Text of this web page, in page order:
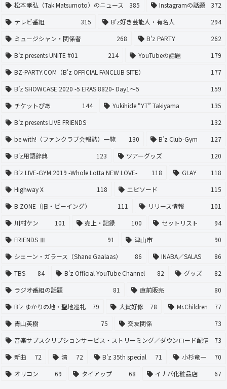
松本孝弘（Tak Matsumoto）のニュース
385 Instagramの話題
372
テレビ番組
315 B'z好き芸能人・有名人
294
ミュージシャン・関係者
268 B'z PARTY
262
B’z presents UNITE #01
214 YouTubeの話題
179
BZ-PARTY.COM（B'z OFFICIAL FANCLUB SITE）
177
B’z SHOWCASE 2020 -5 ERAS 8820- Day1〜5
159
チケットぴあ
144 Yukihide “YT” Takiyama
135
B’z presents LIVE FRIENDS
132
be with!（ファンクラブ会報誌）一覧
130 B’z Club-Gym
127
B'z用語辞典
123 ツアーグッズ
120
B'z LIVE-GYM 2019 -Whole Lotta NEW LOVE-
118 GLAY
118
Highway X
118 エピソード
115
B ZONE（旧・ビーイング）
111 リリース情報
101
川村ケン
101 売上・記録 100 セットリスト
94
FRIENDS Ⅲ
91 津山市
90
シェーン・ガラース（Shane Gaalaas）
86 INABA／SALAS
86
TBS
84 B'z Official YouTube Channel 82 グッズ
82
ラジオ番組の話題
81 直前販売
80
B'z ゆかりの地・聖地巡礼
79 大賀好修 78 Mr.Children
77
青山英樹
75 交友関係
73
音楽サブスクリプションサービス・ストリーミング／ダウンロード配信
73
新曲
72 清 72 B'z 35th special 71 小杉竜一
70
オリコン
69 タイアップ 68 イナバ化粧品店 67